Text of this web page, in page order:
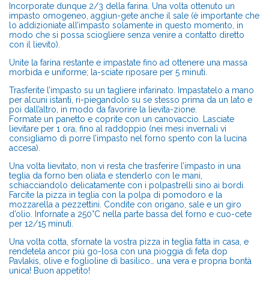
Incorporate dunque 2/3 della farina. Una volta ottenuto un
impasto omogeneo, aggiun-gete anche il sale (è importante che
lo addizioniate all’impasto solamente in questo momento, in
modo che si possa sciogliere senza venire a contatto diretto
con il lievito).
Unite la farina restante e impastate fino ad ottenere una massa
morbida e uniforme; la-sciate riposare per 5 minuti.
Trasferite l’impasto su un tagliere infarinato. Impastatelo a mano
per alcuni istanti, ri-piegandolo su se stesso prima da un lato e
poi dall’altro, in modo da favorire la lievita-zione.
Formate un panetto e coprite con un canovaccio. Lasciate
lievitare per 1 ora, fino al raddoppio (nei mesi invernali vi
consigliamo di porre l’impasto nel forno spento con la lucina
accesa).
Una volta lievitato, non vi resta che trasferire l’impasto in una
teglia da forno ben oliata e stenderlo con le mani,
schiacciandolo delicatamente con i polpastrelli sino ai bordi.
Farcite la pizza in teglia con la polpa di pomodoro e la
mozzarella a pezzettini. Condite con origano, sale e un giro
d’olio. Infornate a 250°C nella parte bassa del forno e cuo-cete
per 12/15 minuti.
Una volta cotta, sfornate la vostra pizza in teglia fatta in casa, e
rendetela ancor più go-losa con una pioggia di feta dop
Pavlakis, olive e foglioline di basilico… una vera e propria bontà
unica! Buon appetito!